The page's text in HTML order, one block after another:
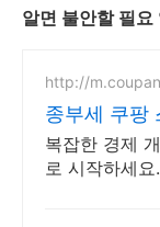
알면 불안할 필요
http://
종부세 쿠팡
복잡한 경제
로 시작하세